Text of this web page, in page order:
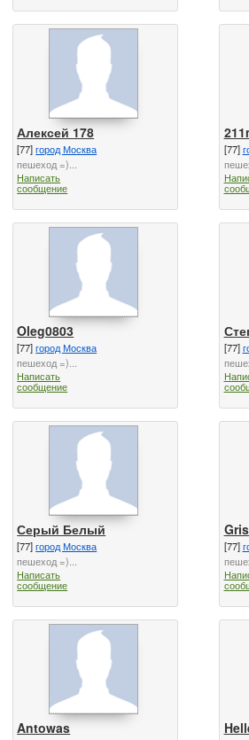
Алексей 178
[77]город Москва
пешеход =)...
Написать
сообщение
[77]
Oleg0803
[77]город Москва
пешеход =)...
Написать
сообщение
[77]
Серый Белый
[77]город Москва
пешеход =)...
Написать
сообщение
[77]
Antowas